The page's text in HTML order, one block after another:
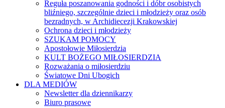
Reguła poszanowania godności i dóbr osobistych
bliźniego, szczególnie dzieci i młodzieży oraz osób
bezradnych, w Archidiecezji Krakowskiej
Ochrona dzieci i młodzieży
SZUKAM POMOCY
Apostołowie Miłosierdzia
KULT BOŻEGO MIŁOSIERDZIA
Rozważania o miłosierdziu
Światowe Dni Ubogich
DLA MEDIÓW
Newsletter dla dziennikarzy
Biuro prasowe